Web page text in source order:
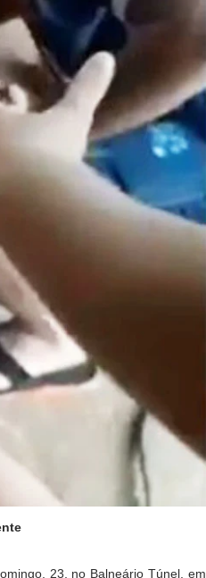
23, no Balneário Túnel, em